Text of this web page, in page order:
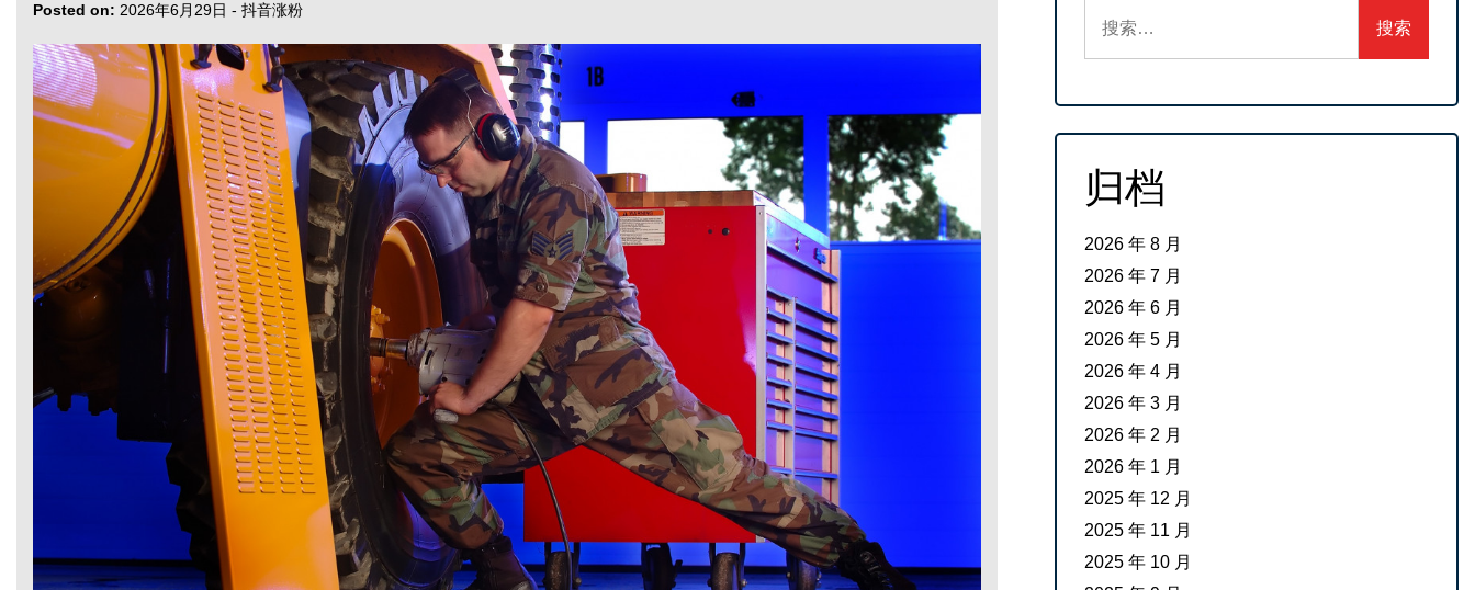
Posted on: 2026年6月29日 - 抖音涨粉
索：
归档
2026 年 8 月
2026 年 7 月
2026 年 6 月
2026 年 5 月
2026 年 4 月
2026 年 3 月
2026 年 2 月
2026 年 1 月
2025 年 12 月
2025 年 11 月
2025 年 10 月